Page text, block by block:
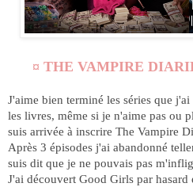
¤ THE VAMPIRE
J'aime bien terminé les séries que
les livres, même si je n'aime pas ou
suis arrivée à inscrire The Vampire
Après 3 épisodes j'ai abandonné
suis dit que je ne pouvais pas
J'ai découvert Good Girls par